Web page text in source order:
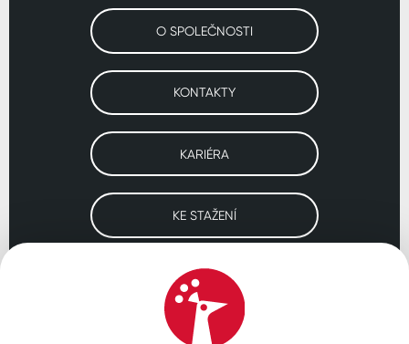
O SPOLEČNOSTI
KONTAKTY
KARIÉRA
KE STAŽENÍ
Navštivte naše pobočky
SLOVENSKO POLSKO